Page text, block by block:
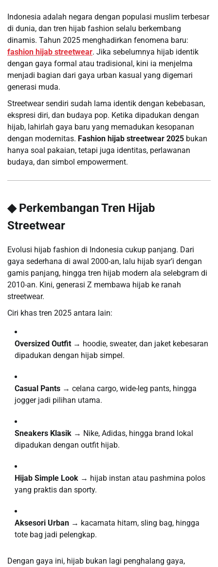
Indonesia adalah negara dengan populasi muslim terbesar
di dunia, dan tren hijab fashion selalu berkembang
dinamis. Tahun 2025 menghadirkan fenomena baru:
fashion hijab streetwear. Jika sebelumnya hijab identik
dengan gaya formal atau tradisional, kini ia menjelma
menjadi bagian dari gaya urban kasual yang digemari
generasi muda.
Streetwear sendiri sudah lama identik dengan kebebasan,
ekspresi diri, dan budaya pop. Ketika dipadukan dengan
hijab, lahirlah gaya baru yang memadukan kesopanan
dengan modernitas. Fashion hijab streetwear 2025 bukan
hanya soal pakaian, tetapi juga identitas, perlawanan
budaya, dan simbol empowerment.
◆ Perkembangan Tren Hijab
Streetwear
Evolusi hijab fashion di Indonesia cukup panjang. Dari
gaya sederhana di awal 2000-an, lalu hijab syar’i dengan
gamis panjang, hingga tren hijab modern ala selebgram di
2010-an. Kini, generasi Z membawa hijab ke ranah
streetwear.
Ciri khas tren 2025 antara lain:
Oversized Outfit → hoodie, sweater, dan jaket kebesaran
dipadukan dengan hijab simpel.
Casual Pants → celana cargo, wide-leg pants, hingga
jogger jadi pilihan utama.
Sneakers Klasik → Nike, Adidas, hingga brand lokal
dipadukan dengan outfit hijab.
Hijab Simple Look → hijab instan atau pashmina polos
yang praktis dan sporty.
Aksesori Urban → kacamata hitam, sling bag, hingga
tote bag jadi pelengkap.
Dengan gaya ini, hijab bukan lagi penghalang gaya,